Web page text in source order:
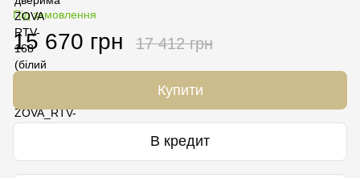
Під замовлення
15 670 грн 17 412 грн
Купити
В кредит